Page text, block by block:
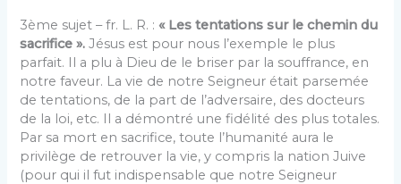
3ème sujet – fr. L. R. :« Les tentations sur le chemin du
sacrifice ». Jésus est pour nous l’exemple le plus
parfait. Il a plu à Dieu de le briser par la souffrance, en
notre faveur. La vie de notre Seigneur était parsemée
de tentations, de la part de l’adversaire, des docteurs
de la loi, etc. Il a démontré une fidélité des plus totales.
Par sa mort en sacrifice, toute l’humanité aura le
privilège de retrouver la vie, y compris la nation Juive
(pour qui il fut indispensable que notre Seigneur